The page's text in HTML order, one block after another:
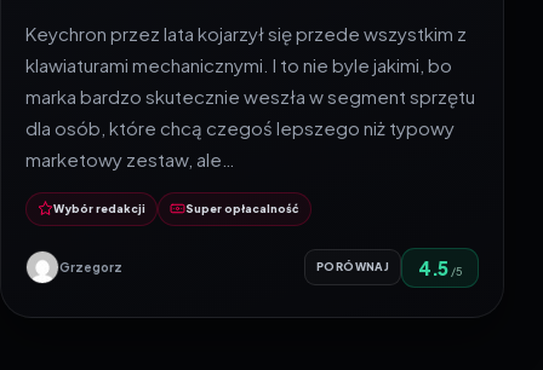
Keychron przez lata kojarzył się przede wszystkim z
klawiaturami mechanicznymi. I to nie byle jakimi, bo
marka bardzo skutecznie weszła w segment sprzętu
dla osób, które chcą czegoś lepszego niż typowy
marketowy zestaw, ale…
Wybór redakcji Super opłacalność
Grzegorz PORÓWNAJ 4.5 /5